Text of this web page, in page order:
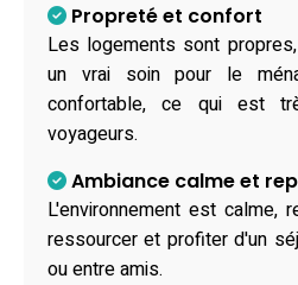
Propreté et confort
Les logements sont
un vrai soin pour le
confortable, ce qui est
voyageurs.
Ambiance calme et
L'environnement est calme,
ressourcer et profiter d'un
ou entre amis.